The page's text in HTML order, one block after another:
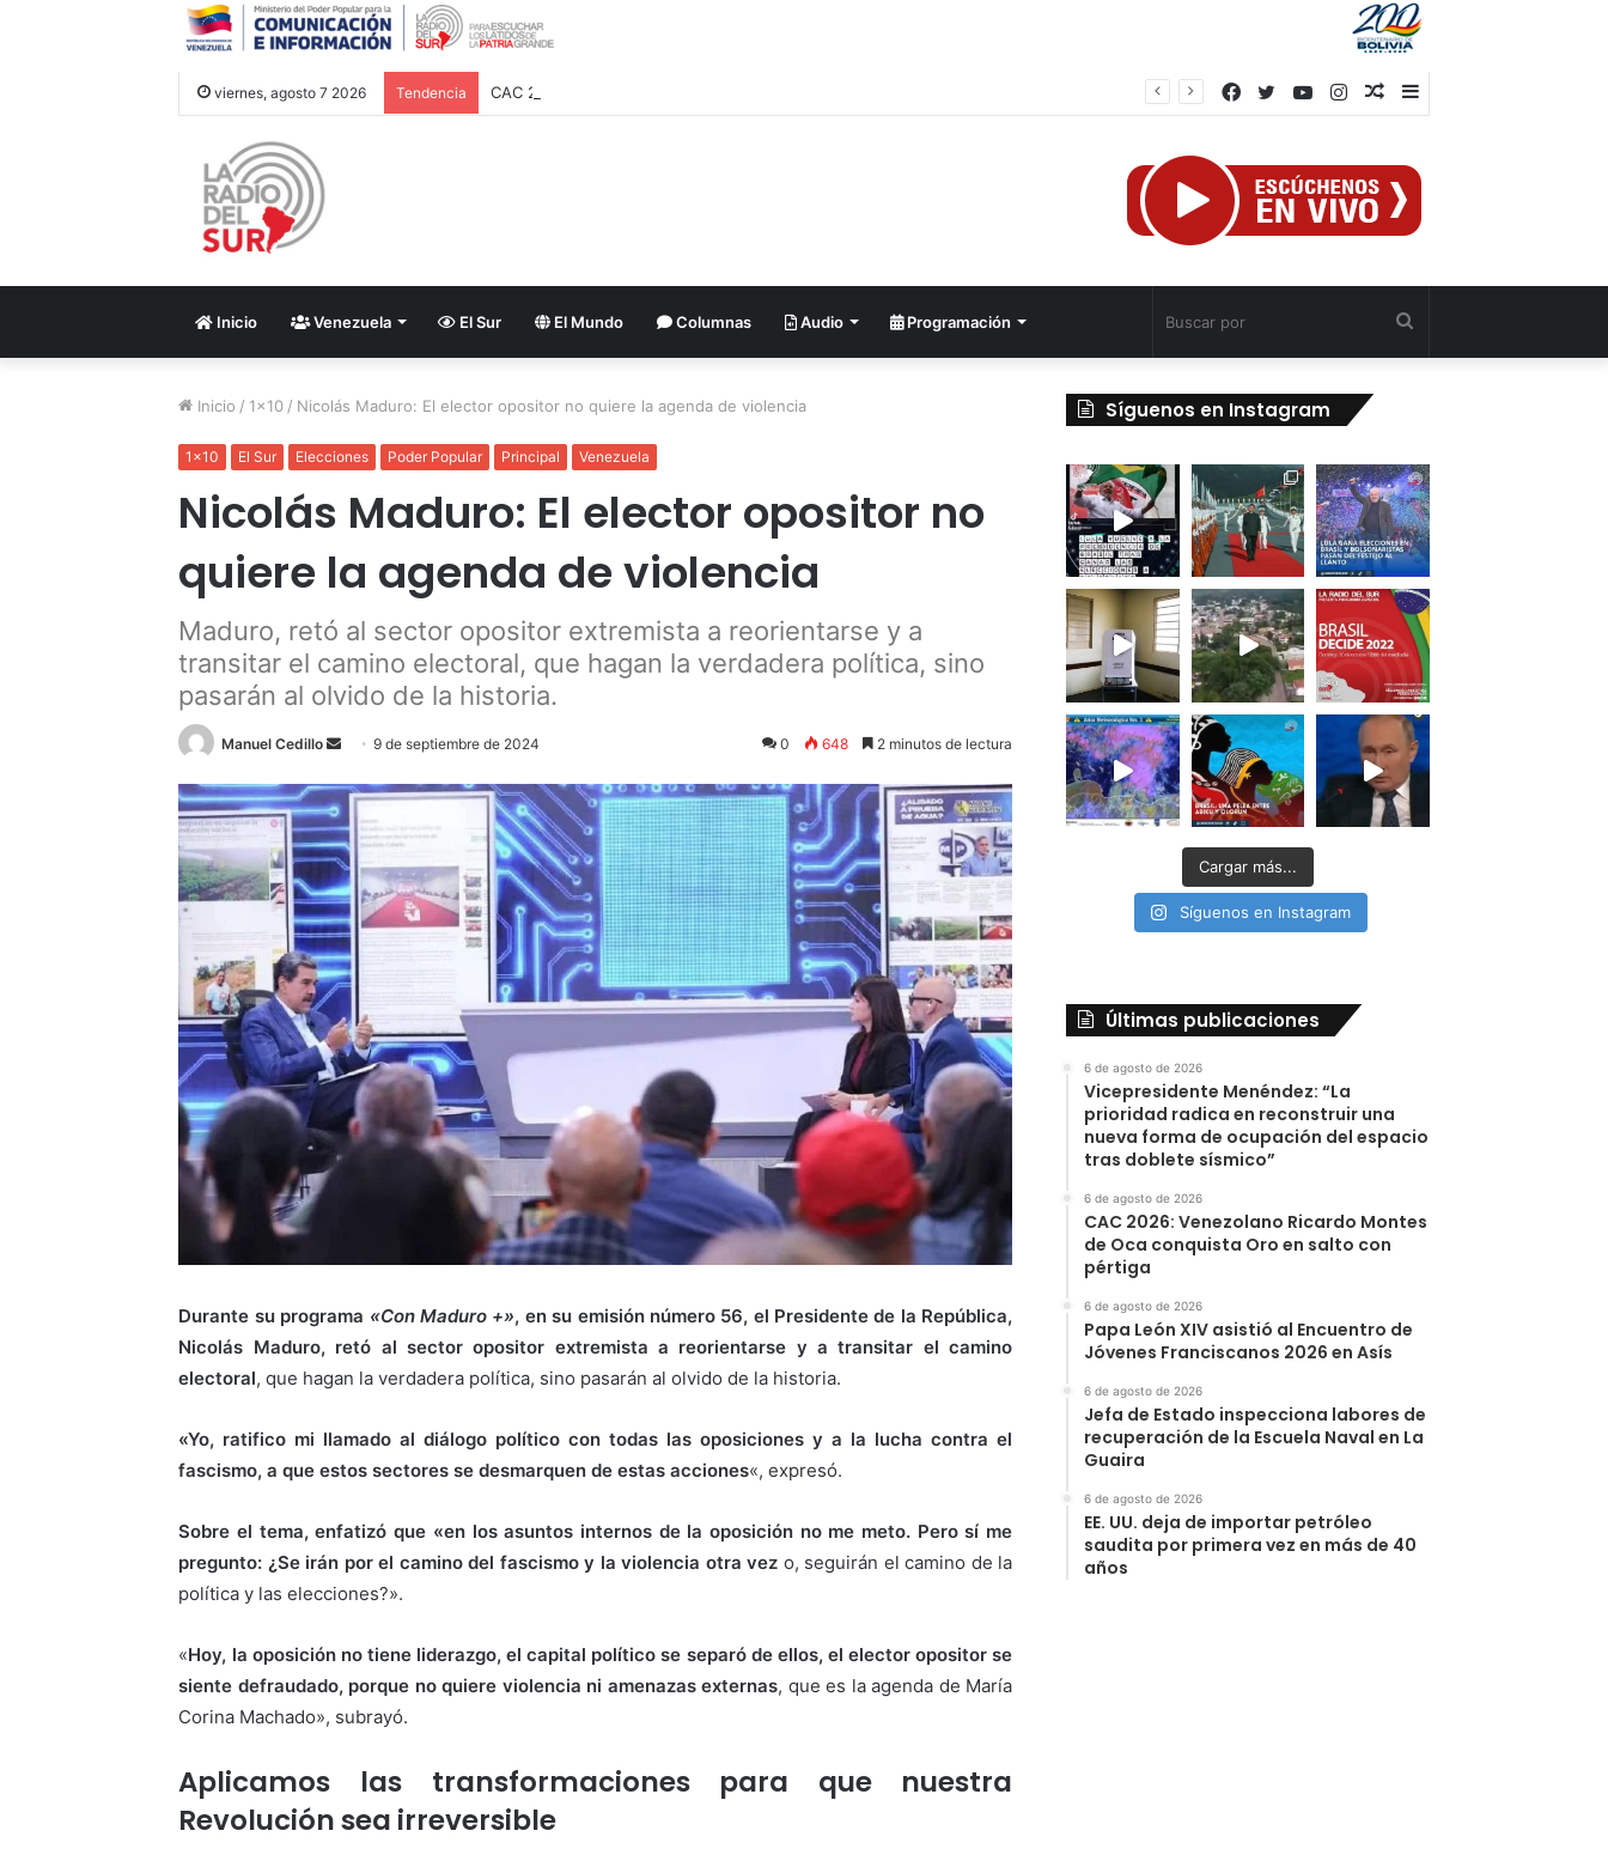
viernes, agosto 7 2026 Tendencia CAC 2026: Venezolano Ricardo Montes de Oca conquista Oro en salto con pértiga
Barra
Publicación
azar
Instagram
YouTube
Twitter
Facebook
Inicio Venezuela El Sur El Mundo Columnas Audio Programación
Inicio / 1x10 / Nicolás Maduro: El elector opositor no quiere la agenda de violencia
1x10 El Sur Elecciones Poder Popular Principal Venezuela
Nicolás Maduro: El elector opositor no
quiere la agenda de violencia
Maduro, retó al sector opositor extremista a reorientarse y a
transitar el camino electoral, que hagan la verdadera política, sino
pasarán al olvido de la historia.
Manuel Cedillo
Send
email
9 de septiembre de 2024 0 648 2 minutos de lectura
Durante su programa «Con Maduro +», en su emisión número 56, el Presidente de la República,
Nicolás Maduro, retó al sector opositor extremista a reorientarse y a transitar el camino
electoral, que hagan la verdadera política, sino pasarán al olvido de la historia.
«Yo, ratifico mi llamado al diálogo político con todas las oposiciones y a la lucha contra el
fascismo, a que estos sectores se desmarquen de estas acciones«, expresó.
Sobre el tema, enfatizó que «en los asuntos internos de la oposición no me meto. Pero sí me
pregunto: ¿Se irán por el camino del fascismo y la violencia otra vez o, seguirán el camino de la
política y las elecciones?».
«Hoy, la oposición no tiene liderazgo, el capital político se separó de ellos, el elector opositor se
siente defraudado, porque no quiere violencia ni amenazas externas, que es la agenda de María
Corina Machado», subrayó.
Aplicamos las transformaciones para que nuestra
Revolución sea irreversible
Síguenos en Instagram
Cargar más...
Síguenos en Instagram
Últimas publicaciones
6 de agosto de 2026
Vicepresidente Menéndez: “La
prioridad radica en reconstruir una
nueva forma de ocupación del espacio
tras doblete sísmico”
6 de agosto de 2026
CAC 2026: Venezolano Ricardo Montes
de Oca conquista Oro en salto con
pértiga
6 de agosto de 2026
Papa León XIV asistió al Encuentro de
Jóvenes Franciscanos 2026 en Asís
6 de agosto de 2026
Jefa de Estado inspecciona labores de
recuperación de la Escuela Naval en La
Guaira
6 de agosto de 2026
EE. UU. deja de importar petróleo
saudita por primera vez en más de 40
años